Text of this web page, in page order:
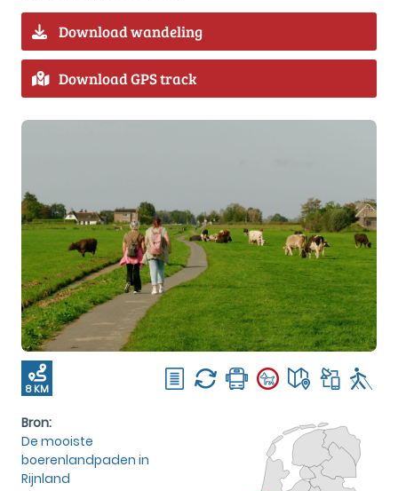
Download wandeling
Download GPS track
8 KM
Bron:
De mooiste
boerenlandpaden in
Rijnland